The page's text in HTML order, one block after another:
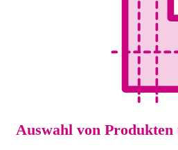
Auswahl von Produkten